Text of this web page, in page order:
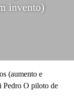
invento)
(aumento e
Pedro O piloto de